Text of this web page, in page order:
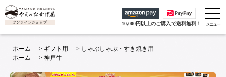
10,000円以上のご購入で送料無料！
ホーム > ギフト用 > しゃぶしゃぶ・すき焼き用
ホーム
> 神戸牛